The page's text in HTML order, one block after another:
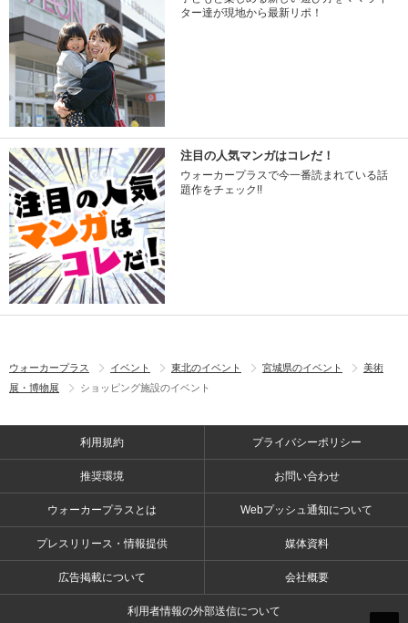
ター達が現地から最新リポ！
注目の人気マンガはコレだ！
ウォーカープラスで今一番読まれている話
題作をチェック!!
ウォーカープラス イベント 東北のイベント 宮城県のイベント
美術
展・博物展
ショッピング施設のイベント
利用規約 プライバシーポリシー
推奨環境 お問い合わせ
ウォーカープラスとは Webプッシュ通知について
プレスリリース・情報提供 媒体資料
広告掲載について 会社概要
利用者情報の外部送信について